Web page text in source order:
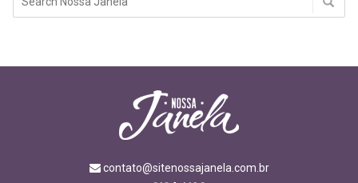
contato@sitenossajanela.com.br